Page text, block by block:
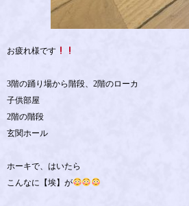
お疲れ様です
3階の踊り場から階段、2階のローカ
子供部屋
2階の階段
玄関ホール
ホーキで、はいたら
こんなに【埃】が